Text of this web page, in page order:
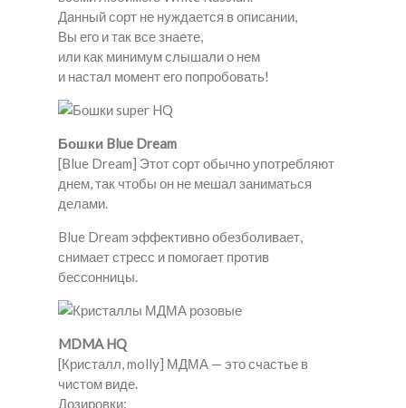
Данный сорт не нуждается в описании,
Вы его и так все знаете,
или как минимум слышали о нем
и настал момент его попробовать!
Бошки Blue Dream
[Blue Dream] Этот сорт обычно употребляют
днем, так чтобы он не мешал заниматься
делами.
Blue Dream эффективно обезболивает,
снимает стресс и помогает против
бессонницы.
MDMA HQ
[Кристалл, molly] МДМА — это счастье в
чистом виде.
Дозировки: